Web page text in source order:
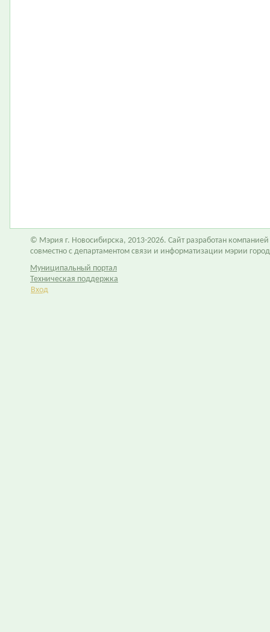
© Мэрия г. Новосибирска, 2013-2026. Сайт разработан компанией
совместно с департаментом связи и информатизации мэрии
Муниципальный портал
Техническая поддержка
Вход